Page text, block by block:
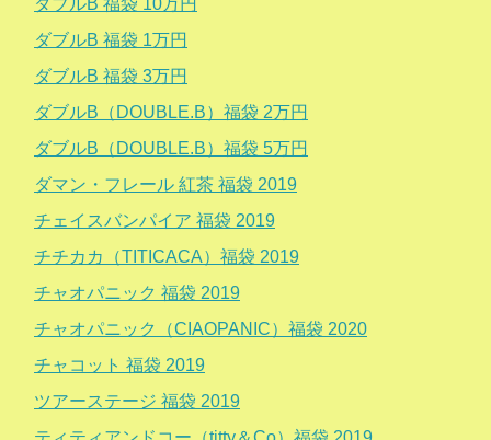
ダブルB 福袋 1万円
ダブルB 福袋 3万円
ダブルB（DOUBLE.B）福袋 2万円
ダブルB（DOUBLE.B）福袋 5万円
ダマン・フレール 紅茶 福袋 2019
チェイスバンパイア 福袋 2019
チチカカ（TITICACA）福袋 2019
チャオパニック 福袋 2019
チャオパニック（CIAOPANIC）福袋 2020
チャコット 福袋 2019
ツアーステージ 福袋 2019